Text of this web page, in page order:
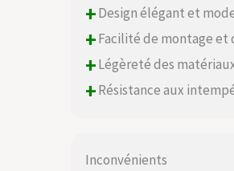
+Design élégant et
+Facilité de montage et
+Légèreté des
+Résistance aux
Inconvénients